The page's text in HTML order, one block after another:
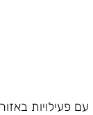
פעילויות באזור